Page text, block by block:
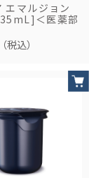
エマルジョン
＜医薬部
（税込）